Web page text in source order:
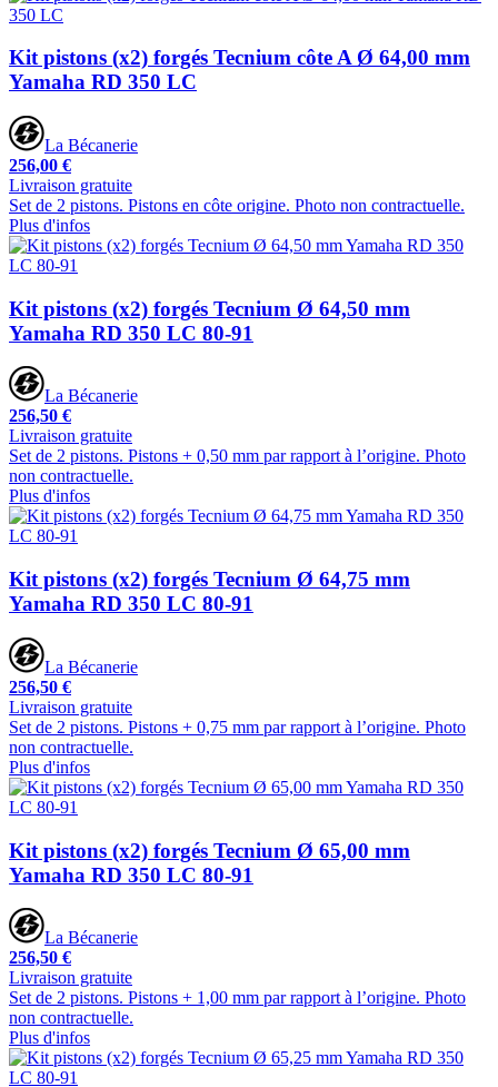
Kit pistons (x2) forgés Tecnium côte A Ø 64,00 mm
Yamaha RD 350 LC
La Bécanerie
256,00 €
Livraison gratuite
Set de 2 pistons. Pistons en côte origine. Photo non contractuelle.
Plus d'infos
Kit pistons (x2) forgés Tecnium Ø 64,50 mm
Yamaha RD 350 LC 80-91
La Bécanerie
256,50 €
Livraison gratuite
Set de 2 pistons. Pistons + 0,50 mm par rapport à l’origine. Photo
non contractuelle.
Plus d'infos
Kit pistons (x2) forgés Tecnium Ø 64,75 mm
Yamaha RD 350 LC 80-91
La Bécanerie
256,50 €
Livraison gratuite
Set de 2 pistons. Pistons + 0,75 mm par rapport à l’origine. Photo
non contractuelle.
Plus d'infos
Kit pistons (x2) forgés Tecnium Ø 65,00 mm
Yamaha RD 350 LC 80-91
La Bécanerie
256,50 €
Livraison gratuite
Set de 2 pistons. Pistons + 1,00 mm par rapport à l’origine. Photo
non contractuelle.
Plus d'infos